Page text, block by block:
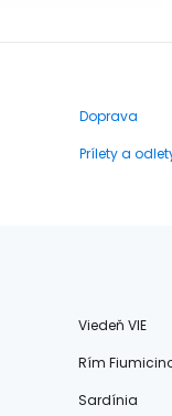
Doprava
Prílety a
Viedeň VIE
Rím
Sardínia